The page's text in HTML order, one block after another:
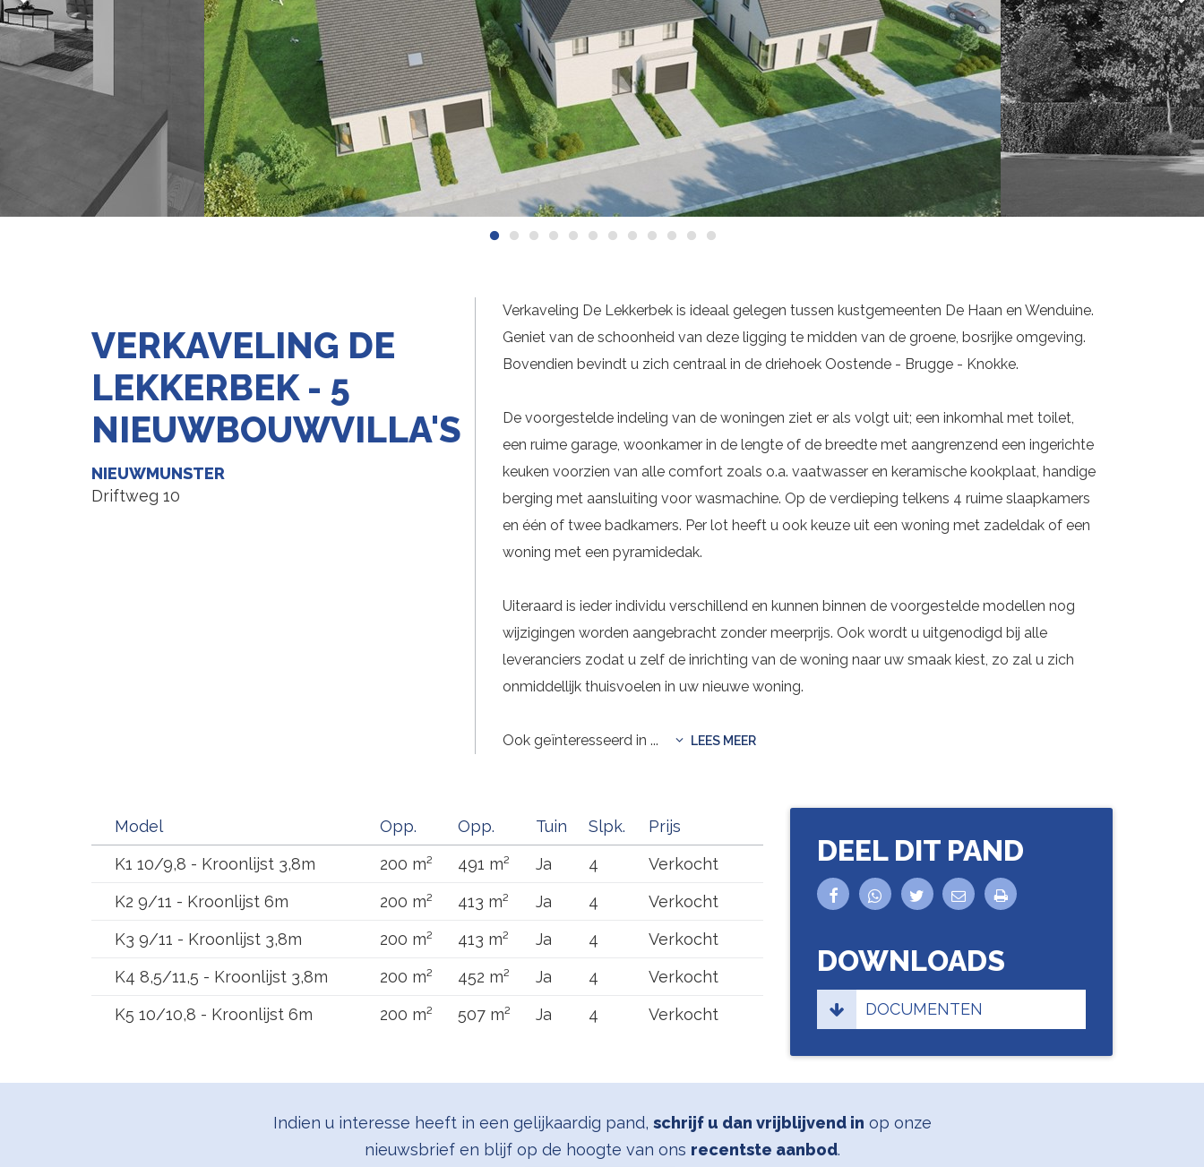
VERKAVELING DE
LEKKERBEK - 5
NIEUWBOUWVILLA'S
NIEUWMUNSTER
Driftweg 10
Verkaveling De Lekkerbek is ideaal gelegen tussen kustgemeenten De Haan en Wenduine.
Geniet van de schoonheid van deze ligging te midden van de groene, bosrijke omgeving.
Bovendien bevindt u zich centraal in de driehoek Oostende - Brugge - Knokke.
De voorgestelde indeling van de woningen ziet er als volgt uit; een inkomhal met toilet,
een ruime garage, woonkamer in de lengte of de breedte met aangrenzend een ingerichte
keuken voorzien van alle comfort zoals o.a. vaatwasser en keramische kookplaat, handige
berging met aansluiting voor wasmachine. Op de verdieping telkens 4 ruime slaapkamers
en één of twee badkamers. Per lot heeft u ook keuze uit een woning met zadeldak of een
woning met een pyramidedak.
Uiteraard is ieder individu verschillend en kunnen binnen de voorgestelde modellen nog
wijzigingen worden aangebracht zonder meerprijs. Ook wordt u uitgenodigd bij alle
leveranciers zodat u zelf de inrichting van de woning naar uw smaak kiest, zo zal u zich
onmiddellijk thuisvoelen in uw nieuwe woning.
Ook geïnteresseerd in ... LEES MEER
Model Opp. Opp. Tuin Slpk.
Prijs
K1 10/9,8 - Kroonlijst 3,8m
200 m² 491 m² Ja 4
Verkocht
K2 9/11 - Kroonlijst 6m
200 m² 413 m² Ja 4
Verkocht
K3 9/11 - Kroonlijst 3,8m
200 m² 413 m² Ja 4
Verkocht
K4 8,5/11,5 - Kroonlijst 3,8m
200 m² 452 m² Ja 4
Verkocht
K5 10/10,8 - Kroonlijst 6m
200 m² 507 m² Ja 4 Verkocht
DEEL DIT PAND
DOWNLOADS
DOCUMENTEN
Indien u interesse heeft in een gelijkaardig pand, schrijf u dan vrijblijvend in op onze
nieuwsbrief en blijf op de hoogte van ons recentste aanbod.